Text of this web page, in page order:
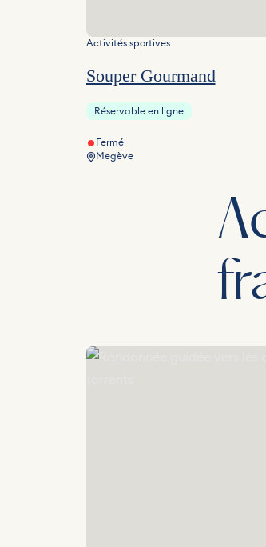
Souper Gourmand
Activités sportives
Réservable en ligne
Fermé
Megève
Randonnée guidée vers les